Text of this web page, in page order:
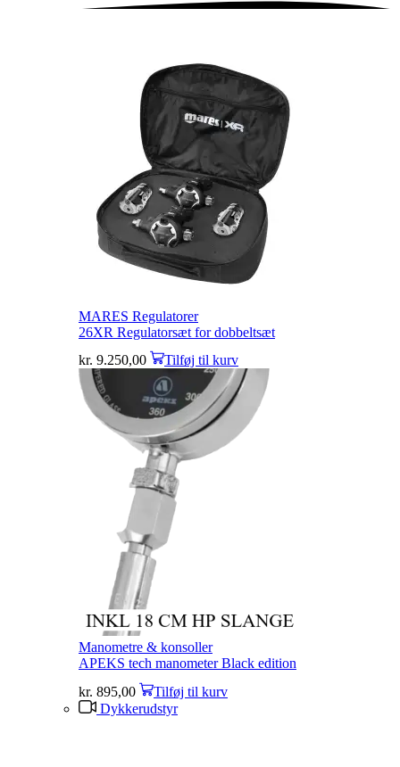
MARES Regulatorer
26XR Regulatorsæt for dobbeltsæt
kr. 9.250,00 Tilføj til kurv
Manometre & konsoller
APEKS tech manometer Black edition
kr. 895,00
Tilføj til kurv
Dykkerudstyr